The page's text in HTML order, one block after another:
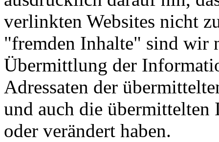
verlinkten Websites nicht
"fremden Inhalte" sind wir
Übermittlung der
Adressaten der
und auch die
oder verändert haben.